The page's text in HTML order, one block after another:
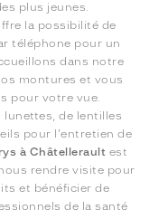
plus jeunes.
la possibilité de
téléphone pour un
dans notre
montures et vous
pour votre vue.
lunettes, de lentilles
pour l'entretien de
à Châtellerault est
rendre visite pour
et bénéficier de
de la santé